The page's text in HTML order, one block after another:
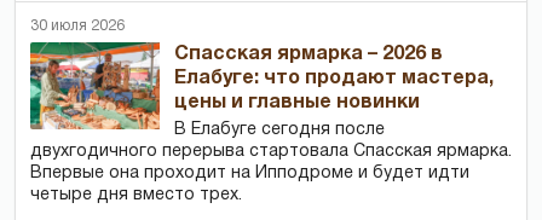
30 июля 2026
Спасская ярмарка – 2026 в
Елабуге: что продают мастера,
цены и главные новинки
В Елабуге сегодня после
двухгодичного перерыва стартовала Спасская ярмарка.
Впервые она проходит на Ипподроме и будет идти
четыре дня вместо трех.